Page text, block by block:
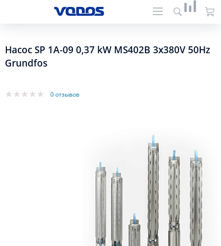
Насос SP 1A-09 0,37 kW MS402B 3x380V 50Hz
Grundfos
0 отзывов